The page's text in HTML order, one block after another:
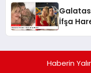
İfşa
Haberin